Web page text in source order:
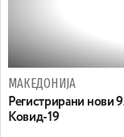
МАКЕДОНИЈА
Регистрирани нови
Ковид-19